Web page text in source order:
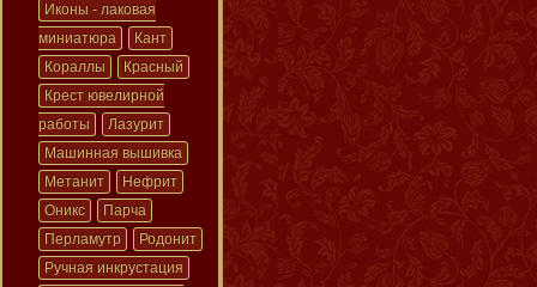
Иконы - лаковая
миниатюра
Кант
Кораллы
Красный
Крест ювелирной
работы
Лазурит
Машинная вышивка
Метанит
Нефрит
Оникс
Парча
Перламутр
Родонит
Ручная инкрустация